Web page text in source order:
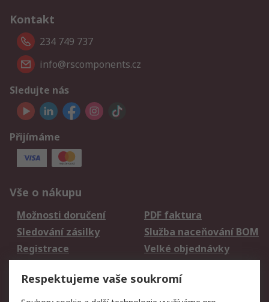
Kontakt
234 749 737
info@rscomponents.cz
Sledujte nás
Přijímáme
Vše o nákupu
Možnosti doručení
PDF faktura
Sledování zásilky
Služba naceňování BOM
Registrace
Velké objednávky
Právní
Respektujeme vaše soukromí